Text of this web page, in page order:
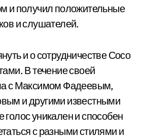
и получил положительные
и слушателей.
и о сотрудничестве Сосо
В течение своей
с Максимом Фадеевым,
и другими известными
уникален и способен
с разными стилями и